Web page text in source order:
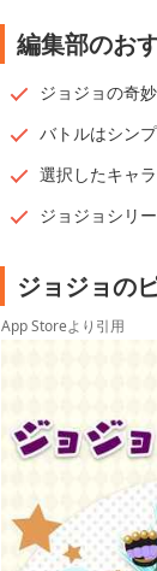
編集部のお
ジョジョの奇
バトルはシン
選択したキャ
ジョジョシリ
ジョジョの
App Storeより引用